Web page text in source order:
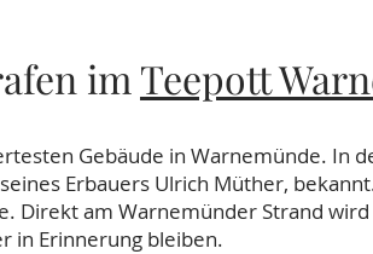
im Teepott
Gebäude in Warnemünde. In
Erbauers Ulrich Müther,
Direkt am Warnemünder Strand
in Erinnerung bleiben.